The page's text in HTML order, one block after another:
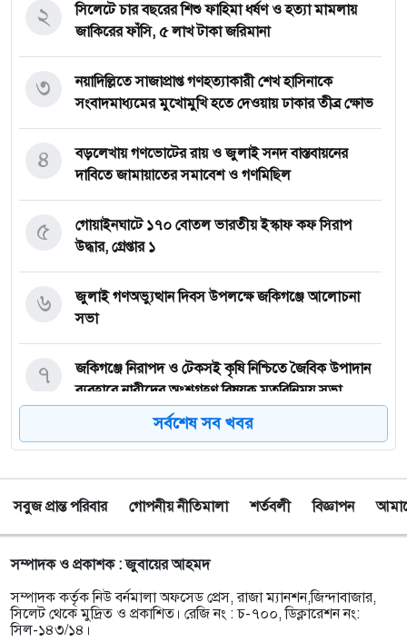
সিলেটে চার বছরের শিশু ফাহিমা ধর্ষণ ও হত্যা মামলায়
জাকিরের ফাঁসি, ৫ লাখ টাকা জরিমানা
২
নয়াদিল্লিতে সাজাপ্রাপ্ত গণহত্যাকারী শেখ হাসিনাকে
সংবাদমাধ্যমের মুখোমুখি হতে দেওয়ায় ঢাকার তীব্র ক্ষোভ
৩
বড়লেখায় গণভোটের রায় ও জুলাই সনদ বাস্তবায়নের
দাবিতে জামায়াতের সমাবেশ ও গণমিছিল
৪
গোয়াইনঘাটে ১৭০ বোতল ভারতীয় ইস্কাফ কফ সিরাপ
উদ্ধার, গ্রেপ্তার ১
৫
জুলাই গণঅভ্যুত্থান দিবস উপলক্ষে জকিগঞ্জে আলোচনা
সভা
৬
জকিগঞ্জে নিরাপদ ও টেকসই কৃষি নিশ্চিতে জৈবিক উপাদান
ব্যবহারে নারীদের অংশগ্রহণ বিষয়ক মতবিনিময় সভা
৭
টাঙ্গুয়ার হাওর অবৈধভাবে অনুপ্রবেশের দায়ে ৬ হাউসবোটে
৮
সেপ্টেম্বর থেকে সিলেট ওসমানী বিমানবন্দরে ফের বিদেশি
ফ্লাইট চালু করছে সালামএয়ার
৯
জকিগঞ্জে প্রাইম মিনিস্টার্স গোল্ডকাপ ফুটবল টুর্নামেন্ট
উপলক্ষে প্রস্তুতিমূলক সভা
১০
সর্বশেষ সব খবর
সবুজ প্রান্ত পরিবার গোপনীয় নীতিমালা শর্তবলী বিজ্ঞাপন
সম্পাদক ও প্রকাশক : জুবায়ের আহমদ
সম্পাদক কর্তৃক নিউ বর্নমালা অফসেড প্রেস, রাজা ম্যানশন,জিন্দাবাজার,
সিলেট থেকে মুদ্রিত ও প্রকাশিত। রেজি নং : চ-৭০০, ডিক্লারেশন নং:
সিল-১৪৩/১৪।